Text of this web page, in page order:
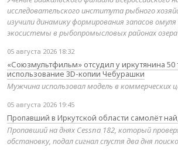
исследовательского института рыбного
изучили динамику формирования запасов
экосистемы в рыбопромысловых районах озера
05 августа 2026 18:32
«Союзмультфильм» отсудил у иркутянина 50
использование 3D-копии Чебурашки
Мужчина использовал модель в коммерческих
05 августа 2026 19:45
Пропавший в Иркутской области самолёт
Пропавший на днях Cessna 182, который
обстановку, подал сигнал спустя два дня